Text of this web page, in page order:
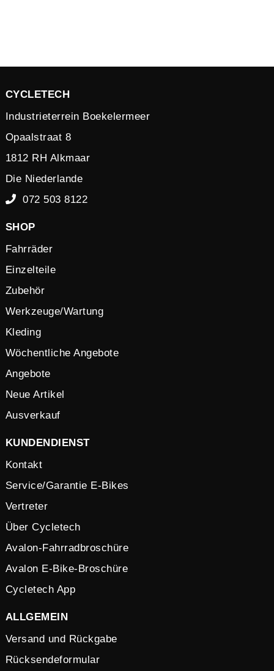
CYCLETECH
Industrieterrein Boekelermeer
Opaalstraat 8
1812 RH Alkmaar
Die Niederlande
072 503 8122
SHOP
Fahrräder
Einzelteile
Zubehör
Werkzeuge/Wartung
Kleding
Wöchentliche Angebote
Angebote
Neue Artikel
Ausverkauf
KUNDENDIENST
Kontakt
Service/Garantie E-Bikes
Vertreter
Über Cycletech
Avalon-Fahrradbroschüre
Avalon E-Bike-Broschüre
Cycletech App
ALLGEMEIN
Versand und Rückgabe
Rücksendeformular